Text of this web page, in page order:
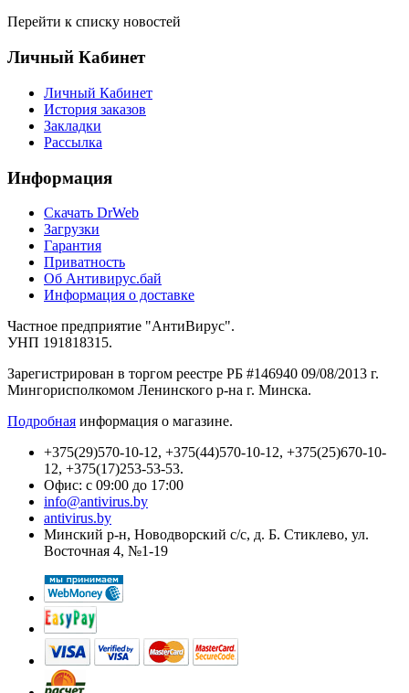
Перейти к списку новостей
Личный Кабинет
Личный Кабинет
История заказов
Закладки
Рассылка
Информация
Cкачать DrWeb
Загрузки
Гарантия
Приватность
Об Антивирус.бай
Информация о доставке
Частное предприятие "АнтиВирус".
УНП 191818315.
Зарегистрирован в торгом реестре РБ #146940 09/08/2013 г.
Мингорисполкомом Ленинского р-на г. Минска.
Подробная информация о магазине.
+375(29)570-10-12, +375(44)570-10-12, +375(25)670-10-
12, +375(17)253-53-53.
Офис: с 09:00 до 17:00
info@antivirus.by
antivirus.by
Минский р-н, Новодворский с/с, д. Б. Стиклево, ул.
Восточная 4, №1-19